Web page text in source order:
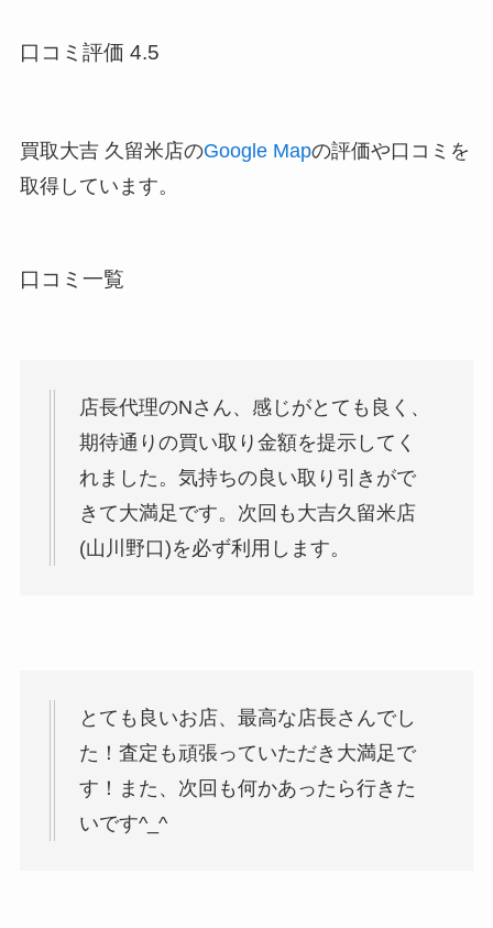
口コミ評価 4.5
買取大吉 久留米店のGoogle Mapの評価や口コミを
取得しています。
口コミ一覧
店長代理のNさん、感じがとても良く、
期待通りの買い取り金額を提示してく
れました。気持ちの良い取り引きがで
きて大満足です。次回も大吉久留米店
(山川野口)を必ず利用します。
とても良いお店、最高な店長さんでし
た！査定も頑張っていただき大満足で
す！また、次回も何かあったら行きた
いです^_^